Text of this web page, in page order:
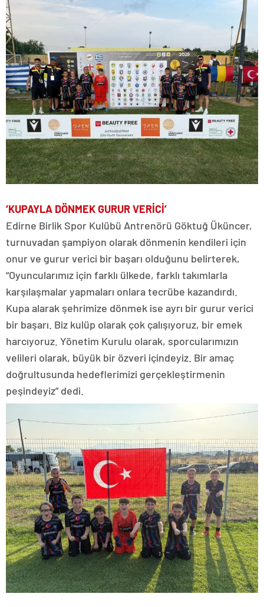
‘KUPAYLA DÖNMEK GURUR VERİCİ’
Edirne Birlik Spor Kulübü Antrenörü Göktuğ Üküncer,
turnuvadan şampiyon olarak dönmenin kendileri için
onur ve gurur verici bir başarı olduğunu belirterek,
“Oyuncularımız için farklı ülkede, farklı takımlarla
karşılaşmalar yapmaları onlara tecrübe kazandırdı.
Kupa alarak şehrimize dönmek ise ayrı bir gurur verici
bir başarı. Biz kulüp olarak çok çalışıyoruz, bir emek
harcıyoruz. Yönetim Kurulu olarak, sporcularımızın
velileri olarak, büyük bir özveri içindeyiz. Bir amaç
doğrultusunda hedeflerimizi gerçekleştirmenin
peşindeyiz” dedi.